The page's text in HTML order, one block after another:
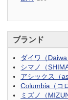
ブランド
ダイワ（Daiwa
シマノ（
アシックス（
Columbia（コ
ミズノ（